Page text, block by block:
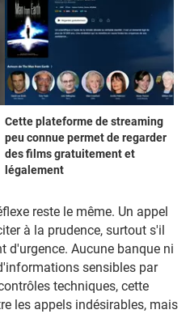
Cette plateforme de streaming
peu connue permet de regarder
des films gratuitement et
légalement
reste le même. Un appel
à la prudence, surtout s'il
d'urgence. Aucune banque ni
sensibles par
techniques, cette
les appels indésirables, mais